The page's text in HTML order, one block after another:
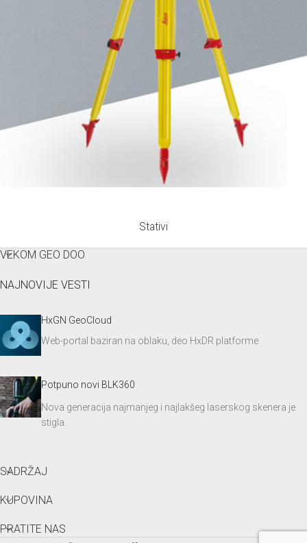
Stativi
VEKOM GEO DOO
NAJNOVIJE VESTI
HxGN GeoCloud
Web-portal baziran na oblaku, deo HxDR platforme
Potpuno novi BLK360
Nova generacija najmanjeg i najlakšeg laserskog skenera je
stigla.
SADRŽAJ
KUPOVINA
PRATITE NAS